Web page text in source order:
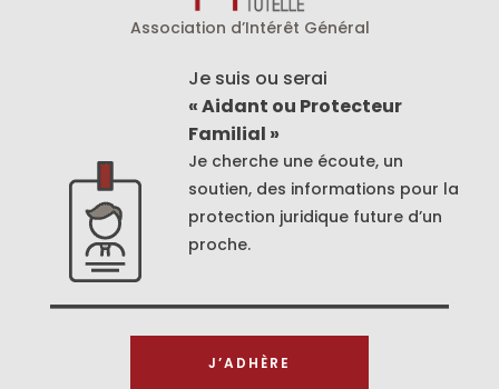
Association d’Intérêt Général
Je suis ou serai
« Aidant ou Protecteur
Familial »
Je cherche une écoute, un
soutien, des informations pour la
protection juridique future d’un
proche.
J’ADHÈRE